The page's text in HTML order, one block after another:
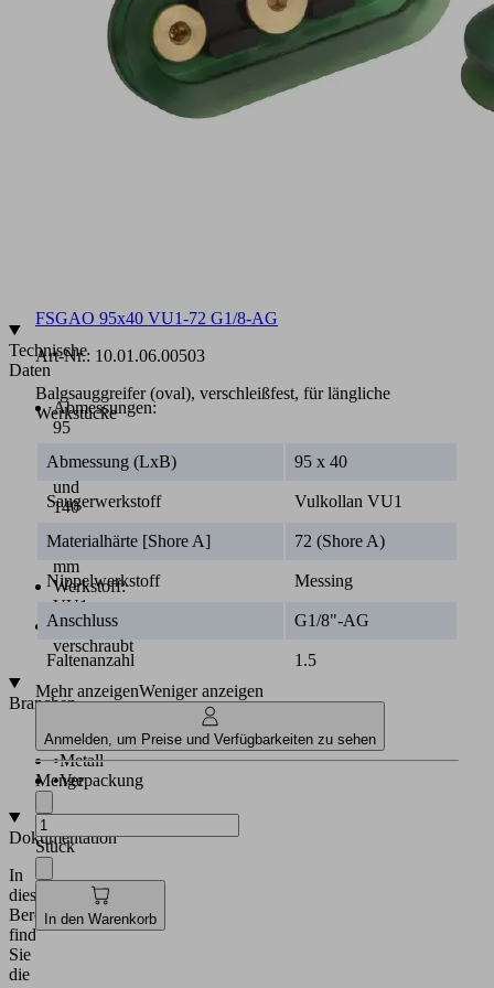
schwersten
Belastungen
Technische
Daten
Abmessungen:
95
40
und
140
65
mm
Werkstoff:
VU1
Anschlussplatte
verschraubt
Branchen
•Automobil
•Metall
•Verpackung
Dokumentation
In
diesem
Bereich
finden
Sie
die
FSGAO 95x40 VU1-72 G1/8-AG
Art-Nr.: 10.01.06.00503
Balgsauggreifer (oval), verschleißfest, für längliche
Werkstücke
Abmessung (LxB) 95 x 40
Saugerwerkstoff Vulkollan VU1
Materialhärte [Shore A] 72 (Shore A)
Nippelwerkstoff Messing
Anschluss G1/8"-AG
Faltenanzahl
1.5
Mehr anzeigenWeniger anzeigen
Anmelden, um Preise und Verfügbarkeiten zu sehen
Menge
Stück
In den Warenkorb